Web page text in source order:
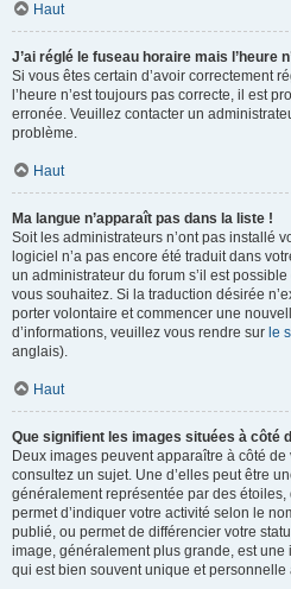
Haut
J’ai réglé le fuseau horaire mais l’heure
Si vous êtes certain d’avoir correctement
l’heure n’est toujours pas correcte, il est
erronée. Veuillez contacter un
problème.
Haut
Ma langue n’apparaît pas dans la liste !
Soit les administrateurs n’ont pas installé
logiciel n’a pas encore été traduit dans
un administrateur du forum s’il est
vous souhaitez. Si la traduction désirée
porter volontaire et commencer une
d’informations, veuillez vous rendre sur le
anglais).
Haut
Que signifient les images situées à côté
Deux images peuvent apparaître à côté
consultez un sujet. Une d’elles peut être
généralement représentée par des
permet d’indiquer votre activité selon le
publié, ou permet de différencier votre
image, généralement plus grande, est une
qui est bien souvent unique et personnelle